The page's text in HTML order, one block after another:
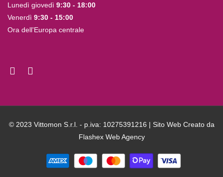
Lunedì giovedì 9:30 - 18:00
Venerdì 9:30 - 15:00
Ora dell'Europa centrale
© 2023 Vittomon S.r.l. - p.iva: 10275391216 | Sito Web Creato da
Flashex Web Agency